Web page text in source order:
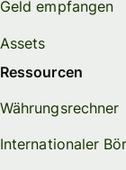
Geld empfangen
Assets
Ressourcen
Währungsrechner
Internationaler